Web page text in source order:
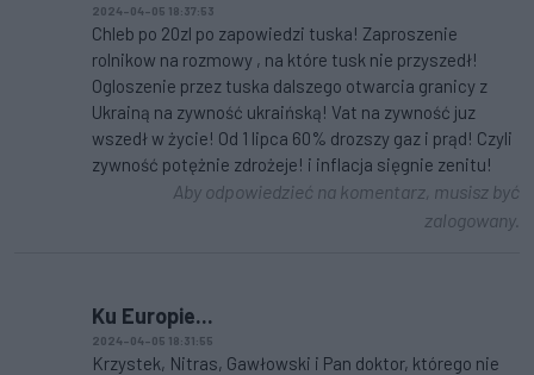
2024-04-05 18:37:53
Chleb po 20zl po zapowiedzi tuska! Zaproszenie
rolnikow na rozmowy , na które tusk nie przyszedł!
Ogloszenie przez tuska dalszego otwarcia granicy z
Ukrainą na zywność ukraińską! Vat na zywność juz
wszedł w życie! Od 1 lipca 60% drozszy gaz i prąd! Czyli
zywność potężnie zdrożeje! i inflacja sięgnie zenitu!
Aby odpowiedzieć na komentarz, musisz być
zalogowany.
Ku Europie...
2024-04-05 18:31:55
Krzystek, Nitras, Gawłowski i Pan doktor, którego nie